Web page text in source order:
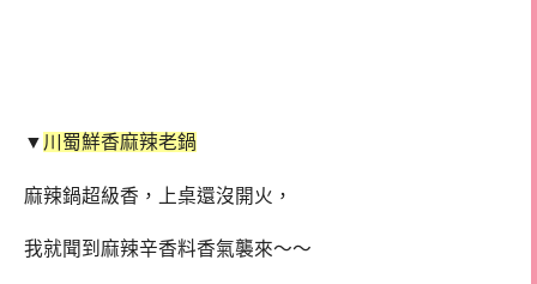
▼ 川蜀鮮香麻辣老鍋
麻辣鍋超級香，上桌還沒開火，
我就聞到麻辣辛香料香氣襲來～～